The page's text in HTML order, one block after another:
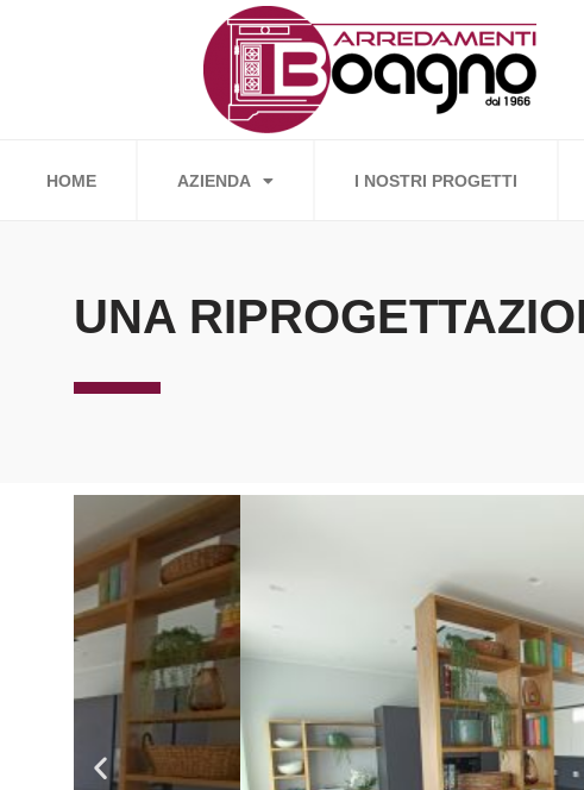
HOME AZIENDA I NOSTRI PROGETTI
UNA